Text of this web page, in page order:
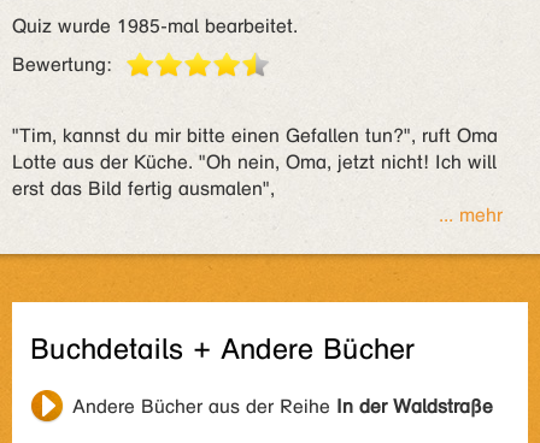
Quiz wurde 1985-mal bearbeitet.
Bewertung:
"Tim, kannst du mir bitte einen Gefallen tun?", ruft Oma
Lotte aus der Küche. "Oh nein, Oma, jetzt nicht! Ich will
erst das Bild fertig ausmalen",
... mehr
Buchdetails + Andere Bücher
Andere Bücher aus der Reihe In der Waldstraße